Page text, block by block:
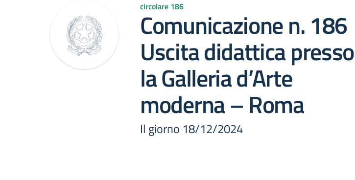
circolare 186
Comunicazione n. 186
Uscita didattica presso
la Galleria d’Arte
moderna – Roma
Il giorno 18/12/2024